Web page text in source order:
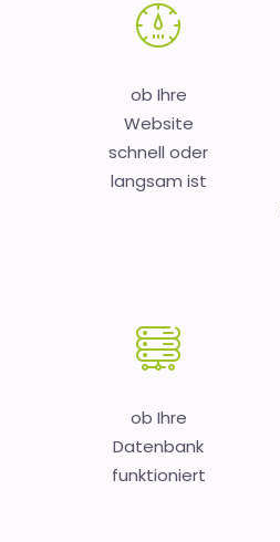
ob Ihre
Website
schnell oder
langsam ist
ob Ihre
Datenbank
funktioniert